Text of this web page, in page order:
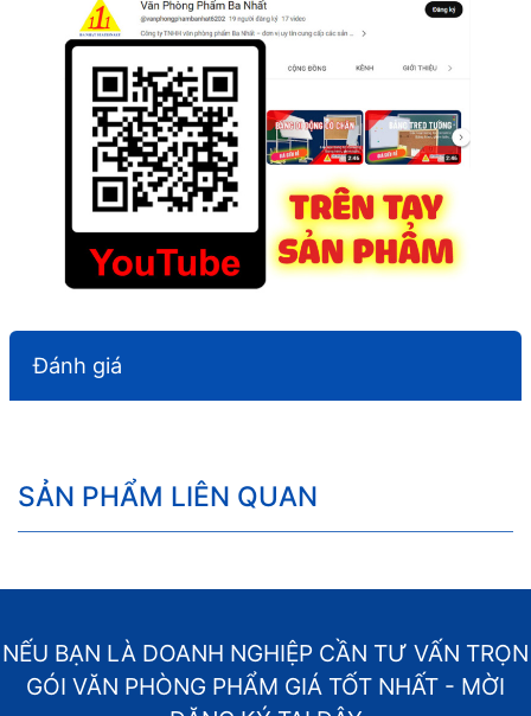
Đánh giá
SẢN PHẨM LIÊN QUAN
NẾU BẠN LÀ DOANH NGHIỆP CẦN TƯ VẤN TRỌN
GÓI VĂN PHÒNG PHẨM GIÁ TỐT NHẤT - MỜI